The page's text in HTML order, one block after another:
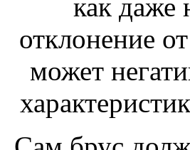
как даже
отклонение
может